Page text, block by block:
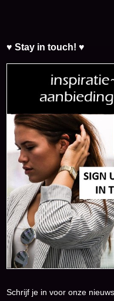
♥ Stay in touch! ♥
Schrijf je in voor onze